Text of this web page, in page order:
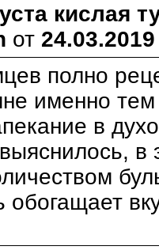
кислая
от
полно
именно
в
обогащает